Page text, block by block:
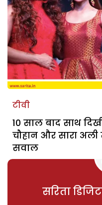
टीवी
10 साल बाद साथ
चौहान और सारा
सवाल
सरिता